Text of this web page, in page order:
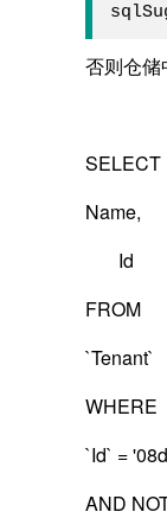
否则仓储
SELECT
Name,
Id
FROM
`Tenant`
WHERE
`Id` =
AND